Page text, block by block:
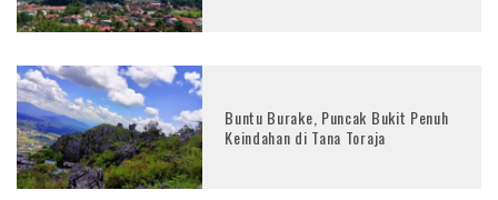
Buntu Burake, Puncak Bukit Penuh
Keindahan di Tana Toraja